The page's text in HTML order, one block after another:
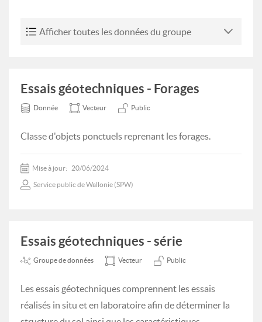
Afficher toutes les données du groupe
Essais géotechniques - Forages
Donnée Vecteur Public
Classe d'objets ponctuels reprenant les forages.
Mise à jour: 20/06/2024
Service public de Wallonie (SPW)
Essais géotechniques - série
Groupe de données Vecteur Public
Les essais géotechniques comprennent les essais
réalisés in situ et en laboratoire afin de déterminer la